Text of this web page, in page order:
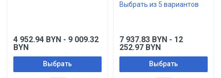
4 952.94 BYN - 9 009.32
BYN
Выбрать
Выбрать из 5 вариантов
7 937.83 BYN - 12
252.97 BYN
Выбрать